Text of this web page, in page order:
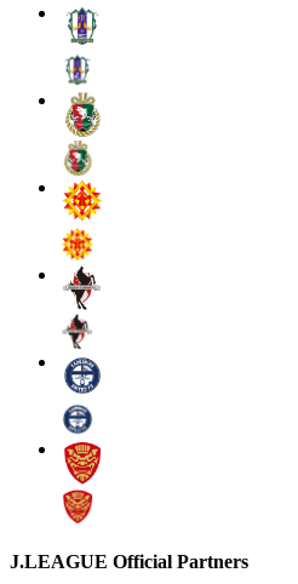
J.LEAGUE Official Partners